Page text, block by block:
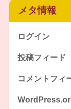
メタ情報
ログイン
投稿フィード
コメントフィ